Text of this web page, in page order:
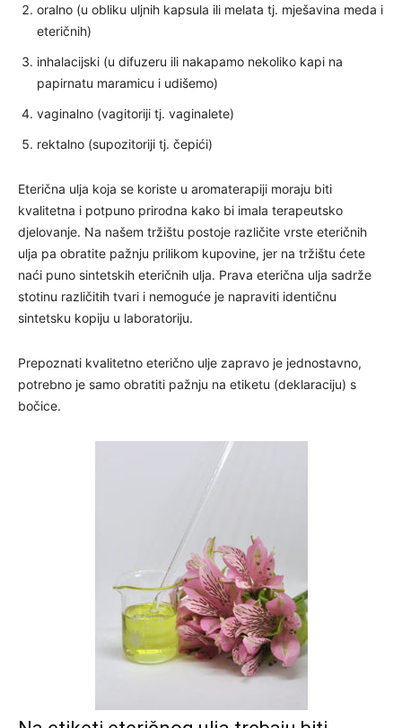
oralno (u obliku uljnih kapsula ili melata tj. mješavina meda i
eteričnih)
inhalacijski (u difuzeru ili nakapamo nekoliko kapi na
papirnatu maramicu i udišemo)
vaginalno (vagitoriji tj. vaginalete)
rektalno (supozitoriji tj. čepići)
Eterična ulja koja se koriste u aromaterapiji moraju biti
kvalitetna i potpuno prirodna kako bi imala terapeutsko
djelovanje. Na našem tržištu postoje različite vrste eteričnih
ulja pa obratite pažnju prilikom kupovine, jer na tržištu ćete
naći puno sintetskih eteričnih ulja. Prava eterična ulja sadrže
stotinu različitih tvari i nemoguće je napraviti identičnu
sintetsku kopiju u laboratoriju.
Prepoznati kvalitetno eterično ulje zapravo je jednostavno,
potrebno je samo obratiti pažnju na etiketu (deklaraciju) s
bočice.